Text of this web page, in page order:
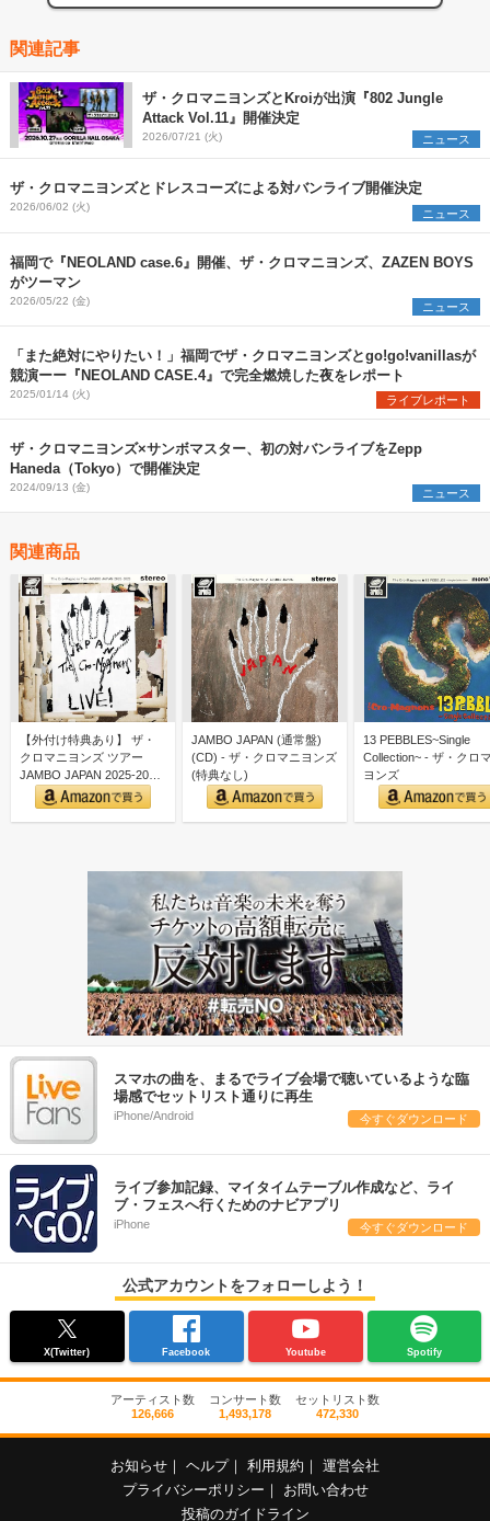
関連記事
ザ・クロマニヨンズとKroiが出演『802 Jungle
Attack Vol.11』開催決定
2026/07/21 (火) ニュース
ザ・クロマニヨンズとドレスコーズによる対バンライブ開催決定
2026/06/02 (火) ニュース
福岡で『NEOLAND case.6』開催、ザ・クロマニヨンズ、ZAZEN BOYS
がツーマン
2026/05/22 (金) ニュース
「また絶対にやりたい！」福岡でザ・クロマニヨンズとgo!go!vanillasが
競演ーー『NEOLAND CASE.4』で完全燃焼した夜をレポート
2025/01/14 (火) ライブレポート
ザ・クロマニヨンズ×サンボマスター、初の対バンライブをZepp
Haneda（Tokyo）で開催決定
2024/09/13 (金) ニュース
関連商品
【外付け特典あり】 ザ・
クロマニヨンズ ツアー
JAMBO JAPAN 2025-2026
(通常…
JAMBO JAPAN (通常盤)
(CD) - ザ・クロマニヨンズ
(特典なし)
13 PEBBLES~Single
Collection~ - ザ・クロ
ヨンズ
スマホの曲を、まるでライブ会場で聴いているような臨
場感でセットリスト通りに再生
iPhone/Android 今すぐダウンロード
ライブ参加記録、マイタイムテーブル作成など、ライ
ブ・フェスへ行くためのナビアプリ
iPhone 今すぐダウンロード
公式アカウントをフォローしよう！
X(Twitter) Facebook Youtube Spotify
アーティスト数
126,666
コンサート数
1,493,178
セットリスト数
472,330
お知らせ ヘルプ 利用規約
運営会社
プライバシーポリシー
お問い合わせ
投稿のガイドライン